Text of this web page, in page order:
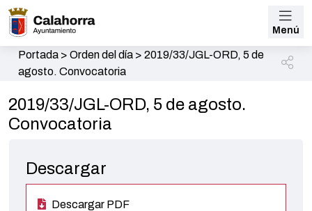
Menú
Portada> Orden del día> 2019/33/JGL-ORD, 5 de
agosto. Convocatoria
2019/33/JGL-ORD, 5 de agosto.
Convocatoria
Descargar
Descargar PDF